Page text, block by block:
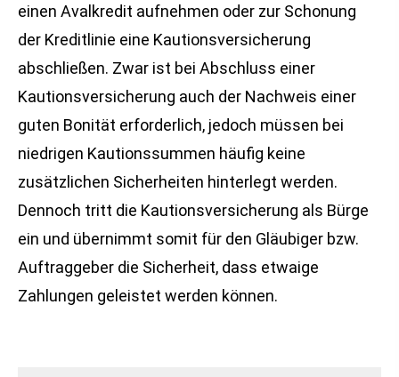
einen Avalkredit aufnehmen oder zur Schonung
der Kreditlinie eine Kautionsversicherung
abschließen. Zwar ist bei Abschluss einer
Kautionsversicherung auch der Nachweis einer
guten Bonität erforderlich, jedoch müssen bei
niedrigen Kautionssummen häufig keine
zusätzlichen Sicherheiten hinterlegt werden.
Dennoch tritt die Kautionsversicherung als Bürge
ein und übernimmt somit für den Gläubiger bzw.
Auftraggeber die Sicherheit, dass etwaige
Zahlungen geleistet werden können.